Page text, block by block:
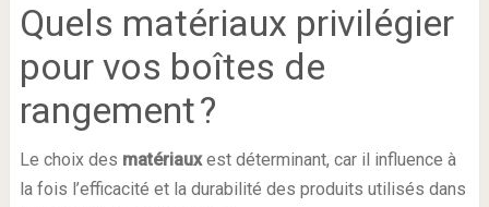
Quels matériaux privilégier
pour vos boîtes de
rangement ?
Le choix des matériauxest déterminant, car il influence à
la fois l’efficacité et la durabilité des produits utilisés dans